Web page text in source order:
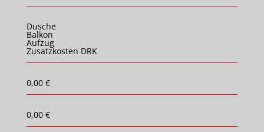
Dusche
Balkon
Aufzug
Zusatzkosten DRK
0,00 €
0,00 €